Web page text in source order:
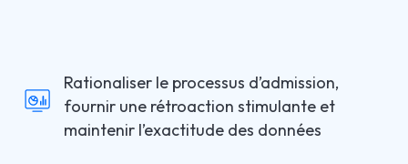
Rationaliser le processus d’admission,
fournir une rétroaction stimulante et
maintenir l’exactitude des données